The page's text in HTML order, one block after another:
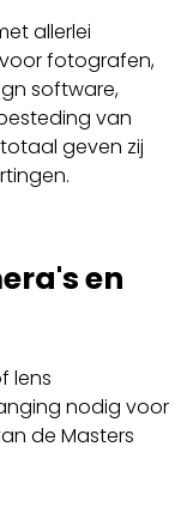
allerlei
fotografen,
software,
van
geven zij
en
lens
nodig voor
de Masters